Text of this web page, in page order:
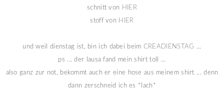
schnitt von HIER
stoff von HIER
und weil dienstag ist, bin ich dabei beim CREADIENSTAG ...
ps ... der lausa fand mein shirt toll ...
also ganz zur not, bekommt auch er eine hose aus meinem shirt ... denn
dann zerschneid ich es *lach*